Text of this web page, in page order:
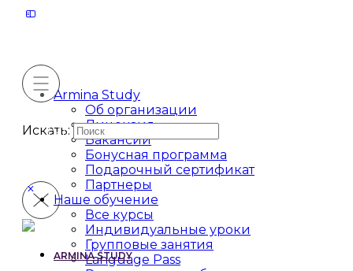
Armina Study
Об организации
Лицензия
Вакансии
Бонусная программа
Подарочный сертификат
Партнеры
Наше обучение
Все курсы
Индивидуальные уроки
Групповые занятия
Language Pass
Искать:
ARMINA STUDY